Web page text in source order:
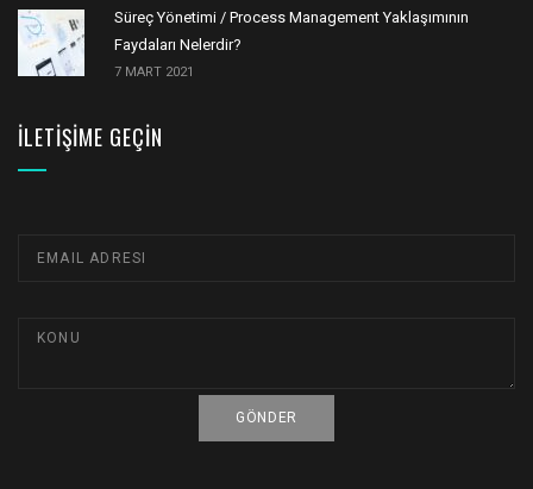
Süreç Yönetimi / Process Management Yaklaşımının
Faydaları Nelerdir?
7 MART 2021
İLETIŞIME GEÇIN